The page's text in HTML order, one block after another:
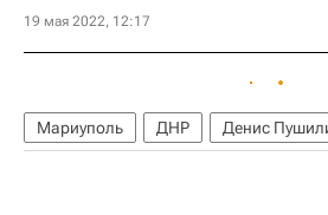
19 мая 2022, 12:17
Мариуполь ДНР Денис